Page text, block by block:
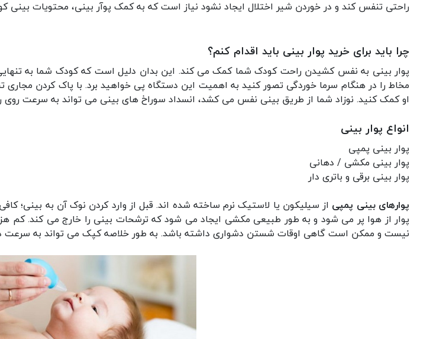
راحتی تنفس کند و در خوردن شیر اختلال ایجاد نشود نیاز است که به کمک پوآر بینی، محتویات بینی
چرا باید برای خرید پوار بینی باید اقدام کنم؟
پوار بینی به نفس کشیدن راحت کودک شما کمک می کند. این بدان دلیل است که کودک شما به
مخاط را در هنگام سرما خوردگی تصور کنید به اهمیت این دستگاه پی خواهید برد. با پاک کردن
او کمک کنید. نوزاد شما از طریق بینی نفس می کشد، انسداد سوراخ های بینی می تواند به سرعت روی
انواع پوار بینی
پوار بینی پمپی
پوار بینی مکشی / دهانی
پوار بینی برقی و باتری دار
پوارهای بینی پمپی از سیلیکون یا لاستیک نرم ساخته شده اند. قبل از وارد کردن نوک آن به بینی؛
پوار از هوا پر می شود و به طور طبیعی مکشی ایجاد می شود که ترشحات بینی را خارج می کند. کم
نیست و ممکن است گاهی اوقات شستن دشواری داشته باشد. به طور خلاصه کپک می تواند به سرعت